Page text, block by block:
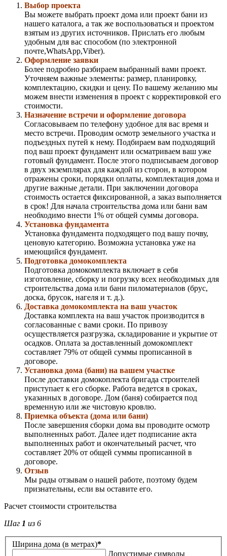
Выбор проекта
Вы можете выбрать проект дома или проект бани из
нашего каталога, а так же воспользоваться и проектом
взятым из других источников. Прислать его любым
удобным для вас способом (по электронной
почте,WhatsApp,Viber).
Оформление заявки
Более подробно разбираем выбранный вами проект.
Уточняем важные элементы: размер, планировку,
комплектацию, скидки и цену. По вашему желанию мы
можем внести изменения в проект с корректировкой его
стоимости.
Назначение встречи и оформление договора
Согласовываем по телефону удобное для вас время и
место встречи. Проводим осмотр земельного участка и
подъездных путей к нему. Подбираем вам подходящий
под ваш проект фундамент или осматриваем ваш уже
готовый фундамент. После этого подписываем договор
в двух экземплярах для каждой из сторон, в котором
отражены сроки, порядки оплаты, комплектация дома и
другие важные детали. При заключении договора
стоимость остается фиксированной, а заказ выполняется
в срок! Для начала строительства дома или бани вам
необходимо внести 1% от общей суммы договора.
Установка фундамента
Установка фундамента подходящего под вашу почву,
ценовую категорию. Возможна установка уже на
имеющийся фундамент.
Подготовка домокомплекта
Подготовка домокомплекта включает в себя
изготовление, сборку и погрузку всех необходимых для
строительства дома или бани пиломатериалов (брус,
доска, брусок, нагеля и т. д.).
Доставка домокомплекта на ваш участок
Доставка комплекта на ваш участок производится в
согласованные с вами сроки. По привозу
осуществляется разгрузка, складирование и укрытие от
осадков. Оплата за доставленный домокомплект
составляет 79% от общей суммы прописанной в
договоре.
Установка дома (бани) на вашем участке
После доставки домокоплекта бригада строителей
приступает к его сборке. Работа ведется в сроках,
указанных в договоре. Дом (баня) собирается под
временную или же чистовую кровлю.
Приемка объекта (дома или бани)
После завершения сборки дома вы проводите осмотр
выполненных работ. Далее идет подписание акта
выполненных работ и окончательный расчет, что
составляет 20% от общей суммы прописанной в
договоре.
Отзыв
Мы рады отзывам о нашей работе, поэтому будем
признательны, если вы оставите его.
Расчет стоимости строительства
Шаг 1 из 6
Ширина дома (в метрах)*
Допустимые символы